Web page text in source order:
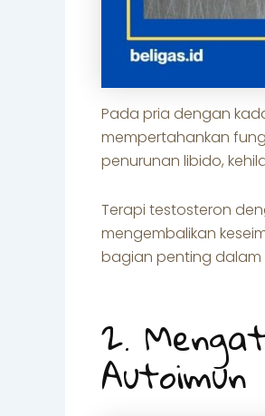
Pada pria dengan
mempertahankan
penurunan libido,
Terapi testosteron
mengembalikan
bagian penting
2.
Autoimun